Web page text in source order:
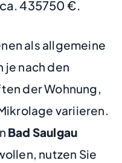
435750 €.
als allgemeine
je nach den
der Wohnung,
variieren.
Bad Saulgau
nutzen Sie